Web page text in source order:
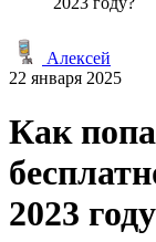
Алексей
22 января 2025
Как
2023